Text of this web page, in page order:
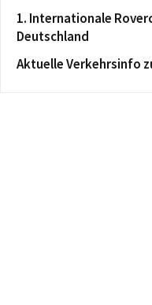
1. Internationale
Deutschland
Aktuelle Verkehrsinfo